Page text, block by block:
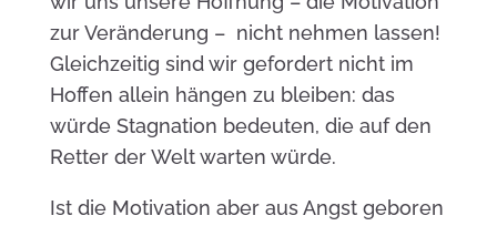
zur Veränderung – nicht nehmen lassen!
Gleichzeitig sind wir gefordert nicht im
Hoffen allein hängen zu bleiben: das
würde Stagnation bedeuten, die auf den
Retter der Welt warten würde.
Ist die Motivation aber aus Angst geboren